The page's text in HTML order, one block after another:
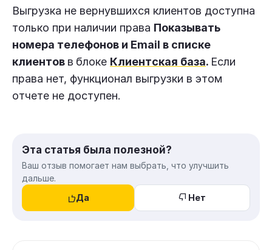
Выгрузка не вернувшихся клиентов доступна
только при наличии права Показывать
номера телефонов и Email в списке
клиентов в блоке Клиентская база. Если
права нет, функционал выгрузки в этом
отчете не доступен.
Эта статья была полезной?
Ваш отзыв помогает нам выбрать, что улучшить
дальше.
Да
Нет